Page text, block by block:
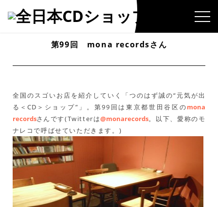
第99回 mona recordsさん
全国のスゴいお店を紹介していく「つのはず誠の“元気が出
る＜CD＞ショップ”」。第99回は東京都世田谷区のmona
recordsさんです(Twitterは@monarecords。以下、愛称のモ
ナレコで呼ばせていただきます。)